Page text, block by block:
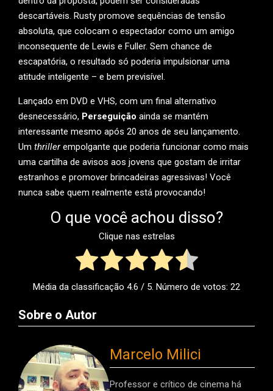
descartáveis. Rusty promove sequências de tensão
absoluta, que colocam o espectador como um amigo
inconsequente de Lewis e Fuller. Sem chance de
escapatória, o resultado só poderia impulsionar uma
atitude inteligente – e bem previsível.
Lançado em DVD e VHS, com um final alternativo
desnecessário, Perseguição ainda se mantém
interessante mesmo após 20 anos de seu lançamento.
Um thrillerempolgante que poderia funcionar como mais
uma cartilha de avisos aos jovens que gostam de irritar
estranhos e promover brincadeiras agressivas! Você
nunca sabe quem realmente está provocando!
O que você achou disso?
Clique nas estrelas
Média da classificação 4.6 / 5. Número de votos: 22
Sobre o Autor
Marcelo Milici
Professor e crítico de cinema há